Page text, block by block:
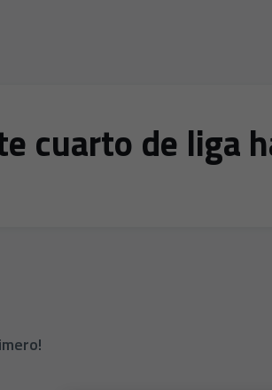
cuarto de liga